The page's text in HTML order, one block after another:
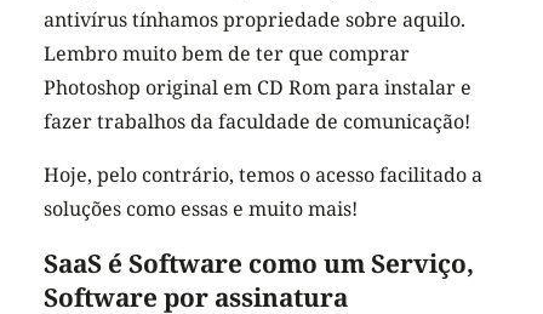
antivírus tínhamos propriedade sobre aquilo.
Lembro muito bem de ter que comprar
Photoshop original em CD Rom para instalar e
fazer trabalhos da faculdade de comunicação!
Hoje, pelo contrário, temos o acesso facilitado a
soluções como essas e muito mais!
SaaS é Software como um Serviço,
Software por assinatura